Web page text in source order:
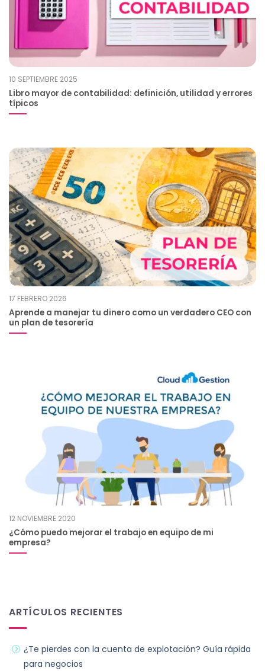
10 SEPTIEMBRE 2025
Libro mayor de contabilidad: definición, utilidad y errores
típicos
17 FEBRERO 2026
Aprende a manejar tu dinero como un verdadero CEO con
un plan de tesorería
12 NOVIEMBRE 2020
¿Cómo puedo mejorar el trabajo en equipo de mi
empresa?
ARTÍCULOS RECIENTES
¿Te pierdes con la cuenta de explotación? Guía rápida
para negocios